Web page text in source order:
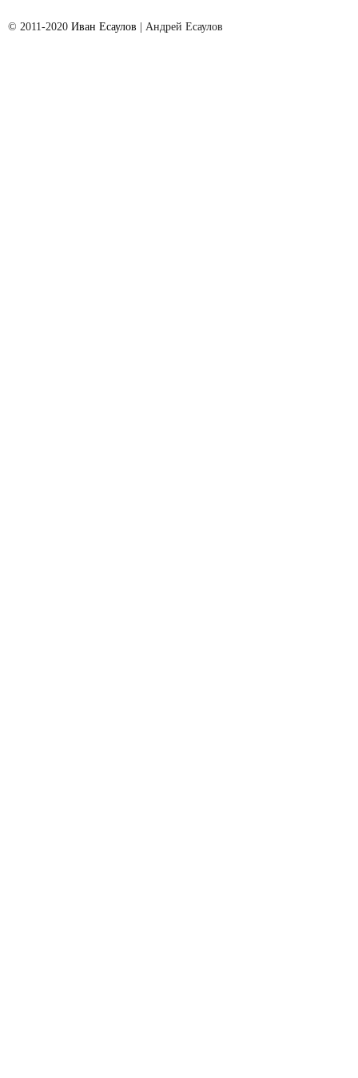
© 2011-2020 Иван Есаулов | Aндрей Есаулов